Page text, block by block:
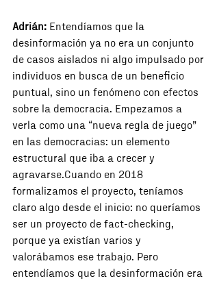
Adrián: Entendíamos que la
desinformación ya no era un conjunto
de casos aislados ni algo impulsado por
individuos en busca de un beneficio
puntual, sino un fenómeno con efectos
sobre la democracia. Empezamos a
verla como una “nueva regla de juego”
en las democracias: un elemento
estructural que iba a crecer y
agravarse.Cuando en 2018
formalizamos el proyecto, teníamos
claro algo desde el inicio: no queríamos
ser un proyecto de fact-checking,
porque ya existían varios y
valorábamos ese trabajo. Pero
entendíamos que la desinformación era